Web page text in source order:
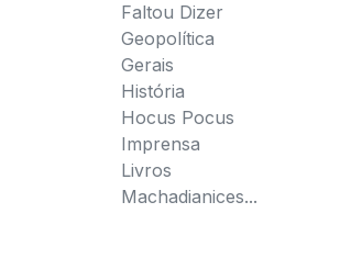
Faltou Dizer
Geopolítica
Gerais
História
Hocus Pocus
Imprensa
Livros
Machadianices...